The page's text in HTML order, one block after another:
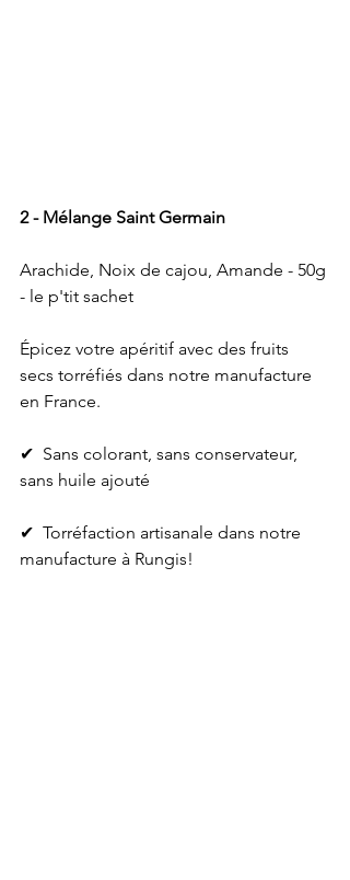
2 - Mélange Saint Germain
Arachide, Noix de cajou, Amande - 50g
- le p'tit sachet
Épicez votre apéritif avec des fruits
secs torréfiés dans notre manufacture
en France.
✔ ️ Sans colorant, sans conservateur,
sans huile ajouté
✔ ️ Torréfaction artisanale dans notre
manufacture à Rungis!